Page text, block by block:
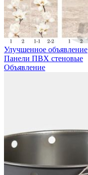
Улучшенное объявление
Панели ПВХ стеновые
Объявление